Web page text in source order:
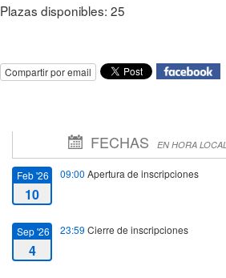
Plazas disponibles: 25
Compartir por email
FECHAS EN HORA
Feb '26
10
09:00 Apertura de inscripciones
Sep '26
4
23:59 Cierre de inscripciones